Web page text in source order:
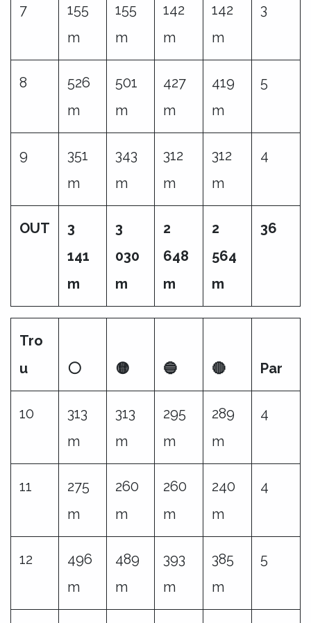
7
155
m
155
m
142
m
142
m
3
8
526
m
501
m
427
m
419
m
5
9
351
m
343
m
312
m
312
m
4
OUT
3
141
m
3
030
m
2
648
m
2
564
m
36
Tro
u
⚪ 🟡 🔵 🔴 Par
10
313
m
313
m
295
m
289
m
4
11
275
m
260
m
260
m
240
m
4
12
496
m
489
m
393
m
385
m
5